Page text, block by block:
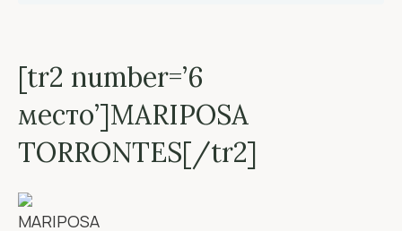
[tr2 number=’6
место’]MARIPOSA
TORRONTES[/tr2]